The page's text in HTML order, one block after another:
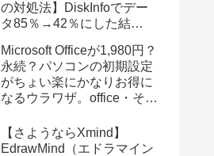
の対処法】DiskInfoでデー
タ85％→42％にした結
Microsoft Officeが1,980円？
永続？パソコンの初期設定
がちょい楽にかなりお得に
なるウラワザ。office・その
【さようならXmind】
EdrawMind（エドラマイン